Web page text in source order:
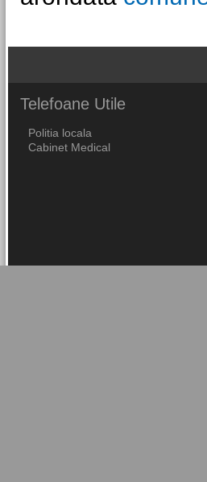
Telefoane Utile
Politia locala
Cabinet Medical